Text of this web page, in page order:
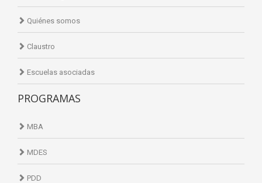
Quiénes somos
Claustro
Escuelas asociadas
PROGRAMAS
MBA
MDES
PDD